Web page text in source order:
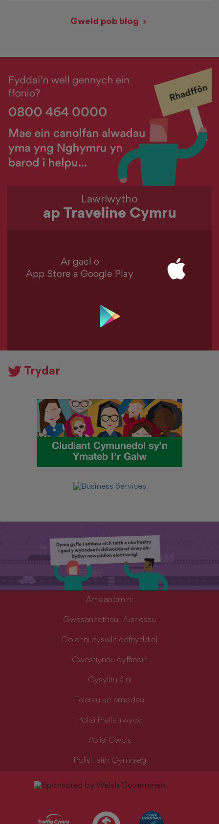
Gweld pob blog >
Lawrlwytho
ap Traveline Cymru
Ar gael o
App Store a Google Play
Trydar
Amdanom ni
Gwasanaethau i fusnesau
Dolenni cyswllt defnyddiol
Cwestiynau cyffredin
Cysylltu â ni
Telerau ac amodau
Polisi Preifatrwydd
Polisi Cwcis
Polisi Iaith Gymraeg